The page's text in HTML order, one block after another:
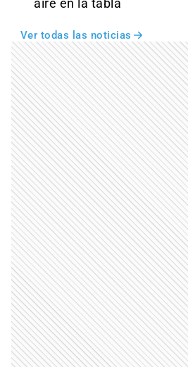
aire en la tabla
Ver todas las noticias